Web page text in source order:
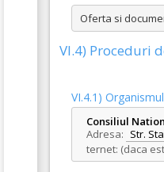
Oferta si
VI.4) Proceduri
VI.4.1)
Consiliul
Adresa: Str.
ternet: (daca